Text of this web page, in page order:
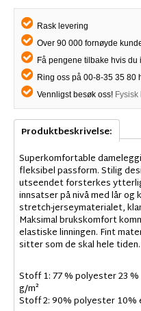
Rask levering
Over 90 000 fornøyde
Få pengene tilbake hvis du
Ring oss på 00-8-35 35 80
Vennligst besøk oss!
Produktbeskrivelse:
Superkomfortable
fleksibel passform. Stilig
utseendet forsterkes
innsatser på nivå med lår
stretch-jerseymaterialet,
Maksimal brukskomfort
elastiske linningen. Fint
sitter som de skal hele tiden.
Stoff 1: 77 % polyester 23
g/m²
Stoff 2: 90% polyester 10%